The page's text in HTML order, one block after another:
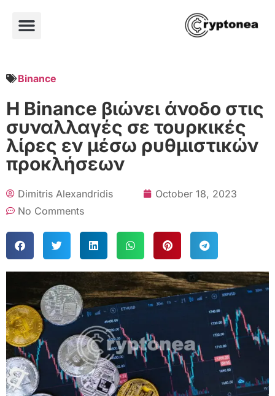
Binance
Η Binance βιώνει άνοδο στις
συναλλαγές σε τουρκικές
λίρες εν μέσω ρυθμιστικών
προκλήσεων
Dimitris Alexandridis
October 18, 2023
No Comments